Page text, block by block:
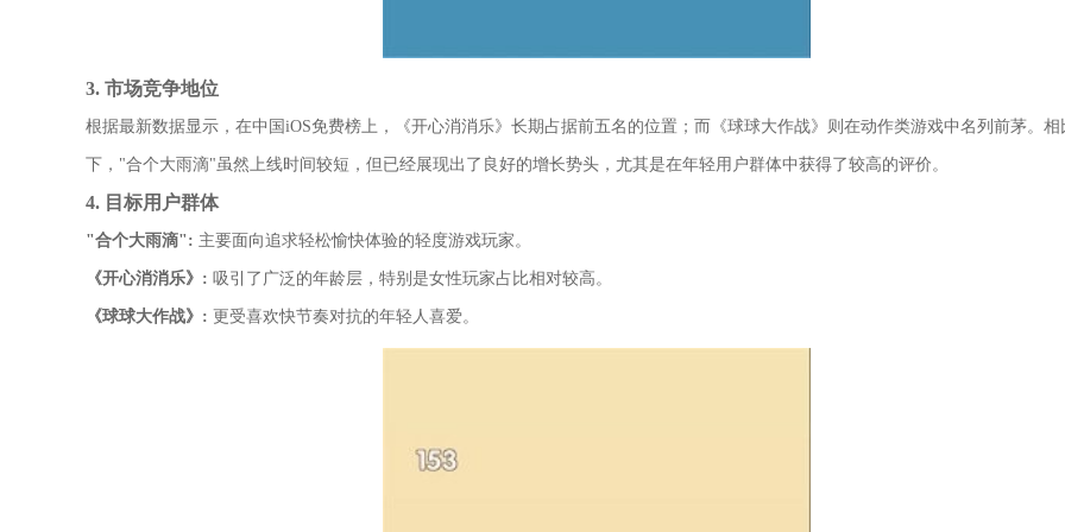
3. 市场竞争地位
根据最新数据显示，在中国iOS免费榜上，《开心消消乐》长期占据前五名的位置；而《球球大作战》则在动作类游戏中名列前茅。相
下，"合个大雨滴"虽然上线时间较短，但已经展现出了良好的增长势头，尤其是在年轻用户群体中获得了较高的评价。
4. 目标用户群体
"合个大雨滴": 主要面向追求轻松愉快体验的轻度游戏玩家。
《开心消消乐》: 吸引了广泛的年龄层，特别是女性玩家占比相对较高。
《球球大作战》: 更受喜欢快节奏对抗的年轻人喜爱。